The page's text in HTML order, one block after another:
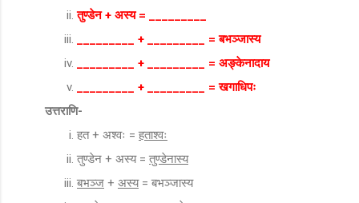
तुण्डेन + अस्य = _________
_________ + _________ = बभञ्जास्य
_________ + _________ = अङ्केनादाय
_________ + _________ = खगाधिपः
उत्तराणि-
हत + अश्वः = हताश्वः
तुण्डेन + अस्य = तुण्डेनास्य
बभञ्ज + अस्य= बभञ्जास्य